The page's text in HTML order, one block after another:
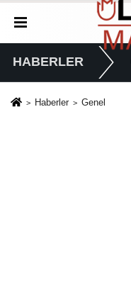
HABERLER
Haberler Genel